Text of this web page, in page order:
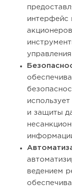
интерфейс
и защиты
ведением